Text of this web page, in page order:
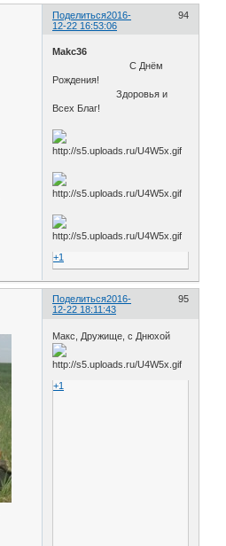
Поделиться 94
2016-
12-22 16:53:06
Makc36
С Днём
Рождения!
Здоровья и
Всех Благ!
+1
Поделиться 95
2016-
12-22 18:11:43
Макс, Дружище, с Днюхой
+1